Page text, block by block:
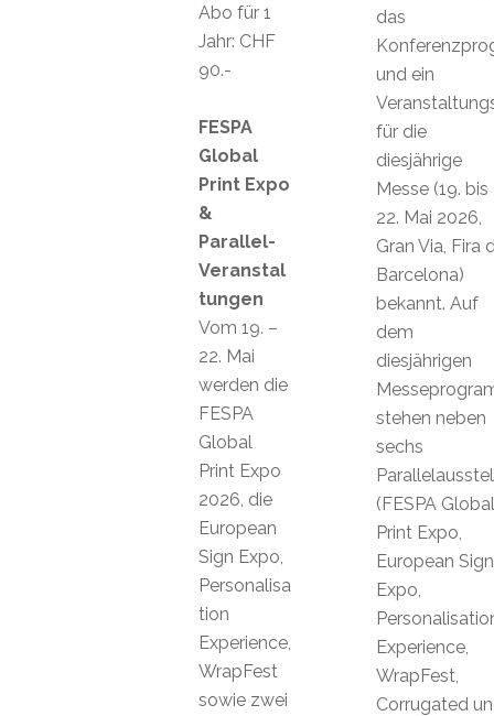
das
und ein
für die
diesjährige
Messe (19. bis
22. Mai 2026,
Gran Via, Fira
Barcelona)
bekannt. Auf
dem
diesjährigen
stehen neben
sechs
(FESPA Global
Print Expo,
European Sign
Expo,
Experience,
WrapFest,
Corrugated
Abo für 1
Jahr: CHF
90.-
FESPA
Global
Print Expo
&
Parallel-
Veranstal
tungen
Vom 19. –
22. Mai
werden die
FESPA
Global
Print Expo
2026, die
European
Sign Expo,
Personalisa
tion
Experience,
WrapFest
sowie zwei